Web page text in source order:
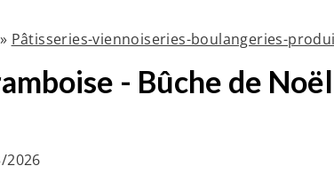
» Pâtisseries-viennoiseries-boulangeries-
- Bûche de Noël
2026